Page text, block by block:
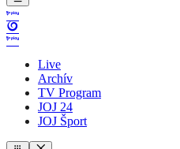
Live
Archív
TV Program
JOJ 24
JOJ Šport